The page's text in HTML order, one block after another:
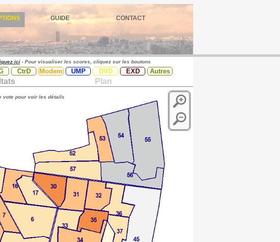
GUIDE CONTACT
ici- Pour visualiser les scores, cliquez sur les boutons
CtrD Modem UMP DVD EXD Autres
Plan
vote pour voir les détails